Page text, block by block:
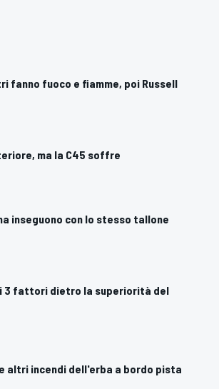
fanno fuoco e fiamme, poi Russell
ma la C45 soffre
inseguono con lo stesso tallone
i 3 fattori dietro la superiorità del
altri incendi dell'erba a bordo pista